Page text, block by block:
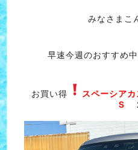
みなさまこ
早速今週のおすすめ
お買い得
スペーシア
Ｓ